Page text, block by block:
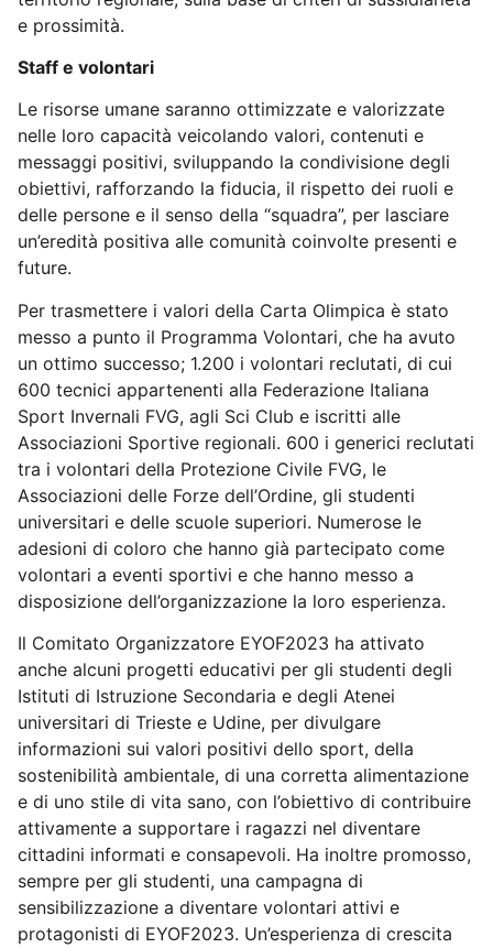
e prossimità.
Staff e volontari
Le risorse umane saranno ottimizzate e valorizzate
nelle loro capacità veicolando valori, contenuti e
messaggi positivi, sviluppando la condivisione degli
obiettivi, rafforzando la fiducia, il rispetto dei ruoli e
delle persone e il senso della “squadra”, per lasciare
un’eredità positiva alle comunità coinvolte presenti e
future.
Per trasmettere i valori della Carta Olimpica è stato
messo a punto il Programma Volontari, che ha avuto
un ottimo successo; 1.200 i volontari reclutati, di cui
600 tecnici appartenenti alla Federazione Italiana
Sport Invernali FVG, agli Sci Club e iscritti alle
Associazioni Sportive regionali. 600 i generici reclutati
tra i volontari della Protezione Civile FVG, le
Associazioni delle Forze dell’Ordine, gli studenti
universitari e delle scuole superiori. Numerose le
adesioni di coloro che hanno già partecipato come
volontari a eventi sportivi e che hanno messo a
disposizione dell’organizzazione la loro esperienza.
Il Comitato Organizzatore EYOF2023 ha attivato
anche alcuni progetti educativi per gli studenti degli
Istituti di Istruzione Secondaria e degli Atenei
universitari di Trieste e Udine, per divulgare
informazioni sui valori positivi dello sport, della
sostenibilità ambientale, di una corretta alimentazione
e di uno stile di vita sano, con l’obiettivo di contribuire
attivamente a supportare i ragazzi nel diventare
cittadini informati e consapevoli. Ha inoltre promosso,
sempre per gli studenti, una campagna di
sensibilizzazione a diventare volontari attivi e
protagonisti di EYOF2023. Un’esperienza di crescita